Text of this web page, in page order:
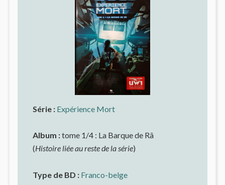
Série : Expérience Mort
Album :tome 1/4 : La Barque de Râ
(Histoire liée au reste de la série)
Type de BD : Franco-belge